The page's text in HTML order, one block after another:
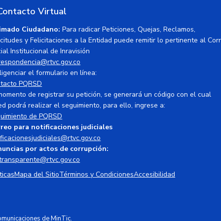
Virtual
Ciudadano: Para radicar Peticiones, Quejas, Reclamos,
y Felicitaciones a la Entidad puede remitir lo pertinente al
Institucional de Inravisión
el formulario en línea:
PQRSD
de registrar su petición, se generará un código con el cual
podrá realizar el seguimiento, para ello, ingrese a:
de PQRSD
para notificaciones judiciales
por actos de corrupción:
Mapa del SitioTérminos y CondicionesAccesibilidad
de MinTic.